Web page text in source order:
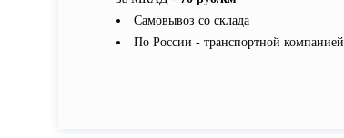
Самовывоз со склада
По России - транспортной компанией